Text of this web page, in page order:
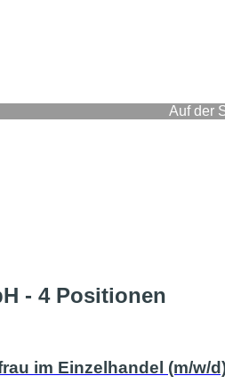
Auf der
- 4 Positionen
im Einzelhandel (m/w/